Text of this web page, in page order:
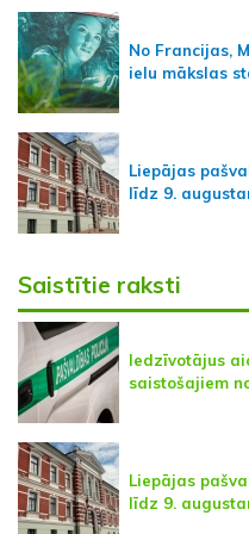
No Francijas,
ielu mākslas
Liepājas
līdz 9.
Saistītie raksti
Iedzīvotājus
saistošajiem
Liepājas
līdz 9.